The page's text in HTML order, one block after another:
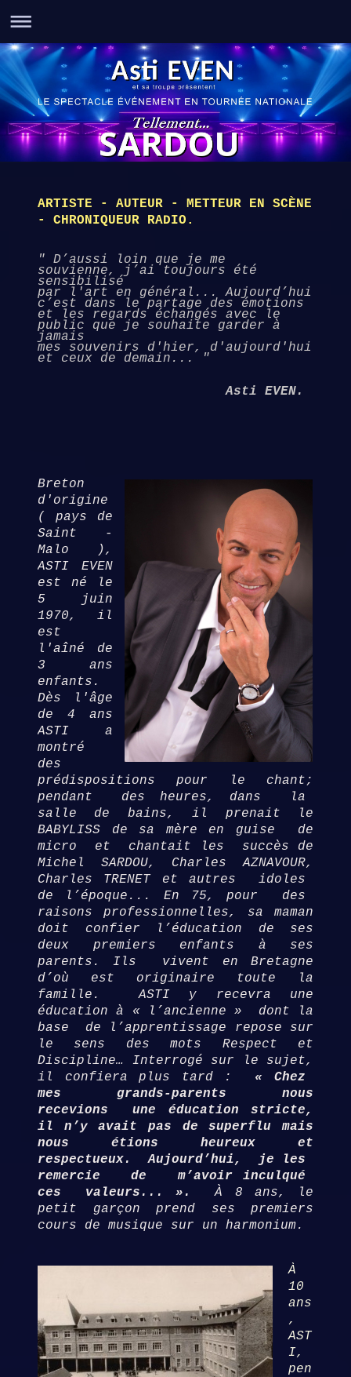
ARTISTE - AUTEUR - METTEUR EN SCÈNE
- CHRONIQUEUR RADIO.
" D’aussi loin que je me
souvienne, j’ai toujours été
sensibilisé
par l'art en général... Aujourd’hui
c’est dans le partage des émotions
et les regards échangés avec le
public que je souhaite garder à
jamais
mes souvenirs d'hier, d'aujourd'hui
et ceux de demain... "
Asti EVEN.
Breton
d'origine
( pays de
Saint -
Malo ),
ASTI EVEN
est né le
5 juin
1970, il
est
l'aîné de
3 ans
enfants.
Dès l'âge
de 4 ans
ASTI a
montré
des
prédispositions pour le chant;
pendant des heures, dans la
salle de bains, il prenait le
BABYLISS de sa mère en guise de
micro et chantait les succès de
Michel SARDOU, Charles AZNAVOUR,
Charles TRENET et autres idoles
de l’époque... En 75, pour des
raisons professionnelles, sa maman
doit confier l’éducation de ses
deux premiers enfants à ses
parents. Ils vivent en Bretagne
d’où est originaire toute la
famille. ASTI y recevra une
éducation à « l’ancienne » dont la
base de l’apprentissage repose sur
le sens des mots Respect et
Discipline… Interrogé sur le sujet,
il confiera plus tard : « Chez
mes grands-parents nous
recevions une éducation stricte,
il n’y avait pas de superflu mais
nous étions heureux et
respectueux. Aujourd’hui, je les
remercie de m’avoir inculqué
ces valeurs... ».
À 8 ans, le
petit garçon prend ses premiers
cours de musique sur un harmonium.
À
10
ans
,
AST
I,
pen